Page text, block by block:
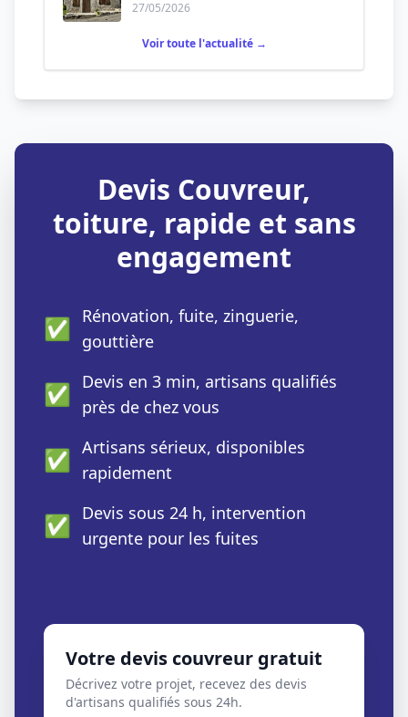
27/05/2026
Voir toute l'actualité →
Devis Couvreur,
toiture, rapide et sans
engagement
✅ Rénovation, fuite, zinguerie,
gouttière
✅ Devis en 3 min, artisans qualifiés
près de chez vous
✅ Artisans sérieux, disponibles
rapidement
✅ Devis sous 24 h, intervention
urgente pour les fuites
Votre devis couvreur gratuit
Décrivez votre projet, recevez des devis
d'artisans qualifiés sous 24h.